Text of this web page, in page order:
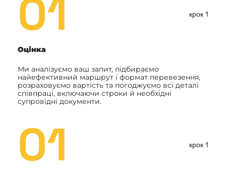
01 крок 1
Оцінка
Ми аналізуємо ваш запит, підбираємо
найефективний маршрут і формат перевезення,
розраховуємо вартість та погоджуємо всі деталі
співпраці, включаючи строки й необхідні
супровідні документи.
01 крок 1